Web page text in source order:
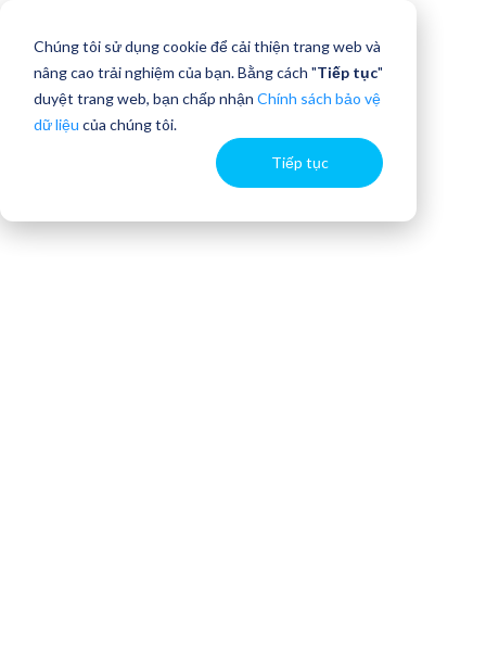
Chúng tôi sử dụng cookie để cải thiện trang web và
nâng cao trải nghiệm của bạn. Bằng cách "Tiếp tục"
duyệt trang web, bạn chấp nhận Chính sách bảo vệ
dữ liệu của chúng tôi.
Tiếp tục